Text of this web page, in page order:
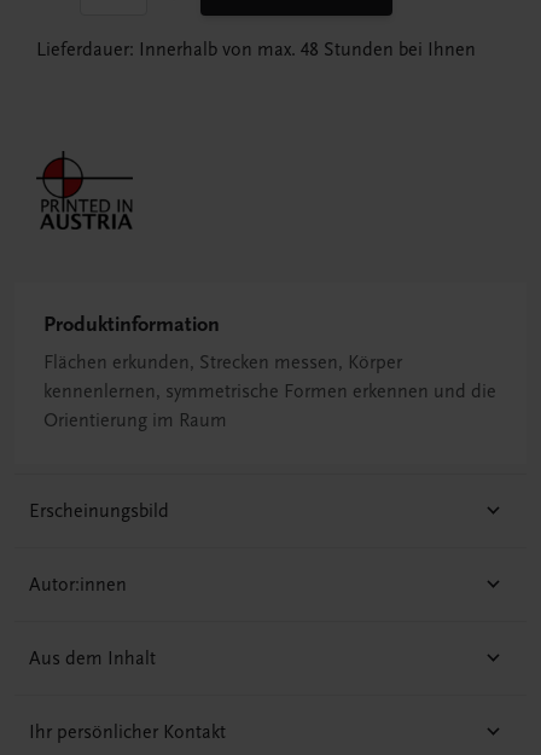
Lieferdauer: Innerhalb von max. 48 Stunden bei Ihnen
Produktinformation
Flächen erkunden, Strecken messen, Körper
kennenlernen, symmetrische Formen erkennen und die
Orientierung im Raum
Erscheinungsbild
Autor:innen
Aus dem Inhalt
Ihr persönlicher Kontakt